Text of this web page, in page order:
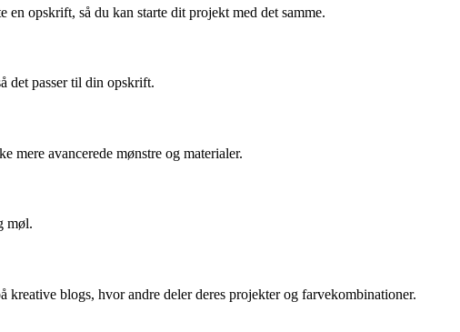
opskrift, så du kan starte dit projekt med det samme.
det passer til din opskrift.
mere avancerede mønstre og materialer.
møl.
blogs, hvor andre deler deres projekter og farvekombinationer.